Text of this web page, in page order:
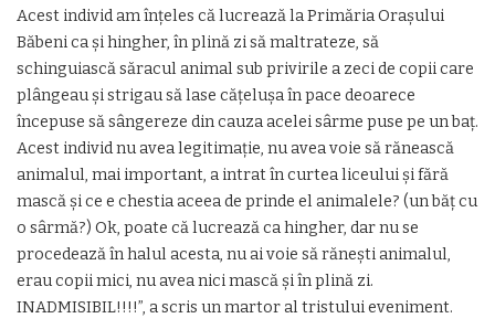
Acest individ am înțeles că lucrează la Primăria Orașului
Băbeni ca și hingher, în plină zi să maltrateze, să
schinguiască săracul animal sub privirile a zeci de copii care
plângeau și strigau să lase cățelușa în pace deoarece
începuse să sângereze din cauza acelei sârme puse pe un baț.
Acest individ nu avea legitimație, nu avea voie să rănească
animalul, mai important, a intrat în curtea liceului și fără
mască și ce e chestia aceea de prinde el animalele? (un băț cu
o sârmă?) Ok, poate că lucrează ca hingher, dar nu se
procedează în halul acesta, nu ai voie să rănești animalul,
erau copii mici, nu avea nici mască și în plină zi.
INADMISIBIL!!!!”, a scris un martor al tristului eveniment.